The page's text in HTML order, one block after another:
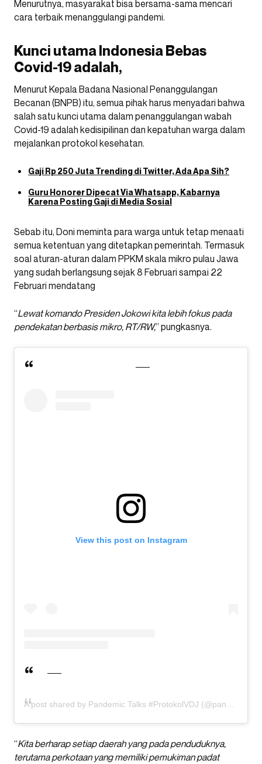
Menurutnya, masyarakat bisa bersama-sama mencari
cara terbaik menanggulangi pandemi.
Kunci utama Indonesia Bebas
Covid-19 adalah,
Menurut Kepala Badana Nasional Penanggulangan
Becanan (BNPB) itu, semua pihak harus menyadari bahwa
salah satu kunci utama dalam penanggulangan wabah
Covid-19 adalah kedisipilinan dan kepatuhan warga dalam
mejalankan protokol kesehatan.
Gaji Rp 250 Juta Trending di Twitter, Ada Apa Sih?
Guru Honorer Dipecat Via Whatsapp, Kabarnya
Karena Posting Gaji di Media Sosial
Sebab itu, Doni meminta para warga untuk tetap menaati
semua ketentuan yang ditetapkan pemerintah. Termasuk
soal aturan-aturan dalam PPKM skala mikro pulau Jawa
yang sudah berlangsung sejak 8 Februari sampai 22
Februari mendatang
“Lewat komando Presiden Jokowi kita lebih fokus pada
pendekatan berbasis mikro, RT/RW,” pungkasnya.
View this post on Instagram
A post shared by Pandemic Talks #ProtokolVDJ (@pandemictalks)
“Kita berharap setiap daerah yang pada penduduknya,
terutama perkotaan yang memiliki pemukiman padat